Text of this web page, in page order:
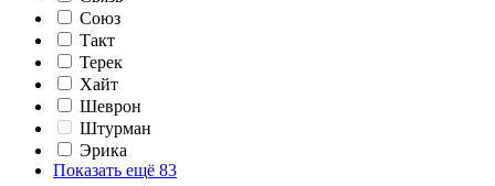
Союз
Такт
Терек
Хайт
Шеврон
Штурман
Эрика
Показать ещё 83